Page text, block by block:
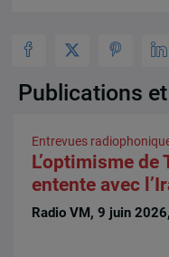
Publications
Entrevues
L’optimisme
entente avec
Radio VM, 9 juin